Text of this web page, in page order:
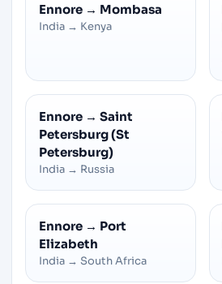
Ennore → Mombasa
India → Kenya
Ennore → Saint
Petersburg (St
Petersburg)
India → Russia
Ennore → Port
Elizabeth
India → South Africa